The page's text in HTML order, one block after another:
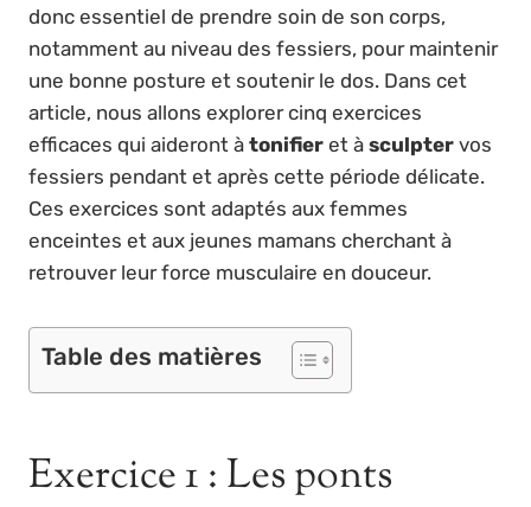
donc essentiel de prendre soin de son corps,
notamment au niveau des fessiers, pour maintenir
une bonne posture et soutenir le dos. Dans cet
article, nous allons explorer cinq exercices
efficaces qui aideront à tonifier et à sculpter vos
fessiers pendant et après cette période délicate.
Ces exercices sont adaptés aux femmes
enceintes et aux jeunes mamans cherchant à
retrouver leur force musculaire en douceur.
Table des matières
Exercice 1 : Les ponts